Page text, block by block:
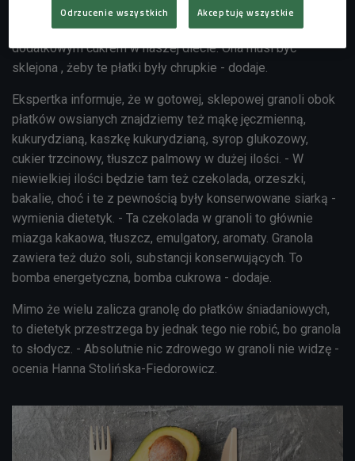
Stolińska-Fiedorowicz. - Granola, niezależnie od tego czy
jest kupiona, czy zrobiona przez nas, zawsze jest
dodatkowym cukrem w naszej diecie. Ona musi być
sklejona , żeby te płatki były chrupkie - dodaje.
Ekspertka informuje, że w gotowej, sklepowej granoli obok
płatków owsianych znajdziemy też mąkę jęczmienną,
kukurydzianą, kaszkę kukurydzianą, syrop glukozowy,
cukier trzcinowy, tłuszcz palmowy w dużej ilości. - W
niewielkiej ilości będzie tam też czekolada, orzeszki,
bakalie, choć i te z pewnością były konserwowane siarką -
wymienia dietetyk. - Ta czekolada w granoli to głównie
miazga kakaowa, tłuszcz, emulgatory, aromaty. Granola
zawiera też dużo soli, substancji konserwujących. To
bomba energetyczna, bomba cukrowa - dodaje.
Mimo że wielu zalicza granolę do płatków śniadaniowych,
to dietetyk przestrzega by jednak tego nie robić, bo granola
to słodycz. - Absolutnie nic zdrowego w granoli nie widzę -
ocenia Hanna Stolińska-Fiedorowicz.
Odrzucenie wszystkich Akceptuję wszystkie